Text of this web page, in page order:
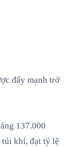
đẩy mạnh trở
137.000
túi khí, đạt tỷ lệ